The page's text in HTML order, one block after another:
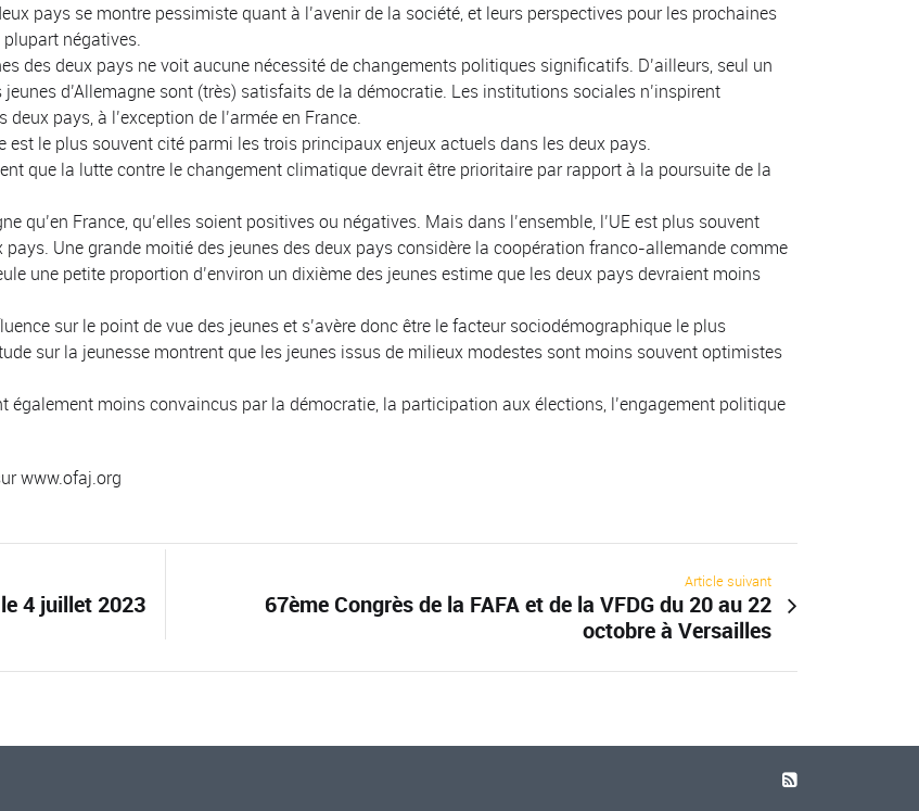
pays se montre pessimiste quant à l’avenir de la société, et leurs perspectives pour les prochaines
négatives.
des deux pays ne voit aucune nécessité de changements politiques significatifs. D’ailleurs, seul un
d’Allemagne sont (très) satisfaits de la démocratie. Les institutions sociales n’inspirent
pays, à l’exception de l’armée en France.
le plus souvent cité parmi les trois principaux enjeux actuels dans les deux pays.
que la lutte contre le changement climatique devrait être prioritaire par rapport à la poursuite de la
qu’en France, qu’elles soient positives ou négatives. Mais dans l’ensemble, l’UE est plus souvent
Une grande moitié des jeunes des deux pays considère la coopération franco-allemande comme
une petite proportion d’environ un dixième des jeunes estime que les deux pays devraient moins
sur le point de vue des jeunes et s’avère donc être le facteur sociodémographique le plus
sur la jeunesse montrent que les jeunes issus de milieux modestes sont moins souvent optimistes
moins convaincus par la démocratie, la participation aux élections, l’engagement politique
www.ofaj.org
4 juillet 2023
Article suivant
67ème Congrès de la FAFA et de la VFDG du 20 au 22
octobre à Versailles